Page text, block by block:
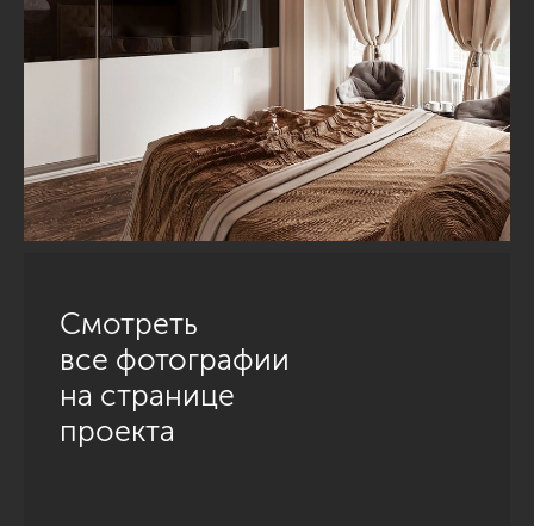
Смотреть
все фотографии
на странице
проекта